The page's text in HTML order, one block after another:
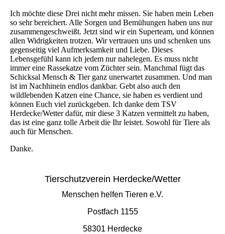
Ich möchte diese Drei nicht mehr missen. Sie haben mein Leben
so sehr bereichert. Alle Sorgen und Bemühungen haben uns nur
zusammengeschweißt. Jetzt sind wir ein Superteam, und können
allen Widrigkeiten trotzen. Wir vertrauen uns und schenken uns
gegenseitig viel Aufmerksamkeit und Liebe. Dieses
Lebensgefühl kann ich jedem nur nahelegen. Es muss nicht
immer eine Rassekatze vom Züchter sein. Manchmal fügt das
Schicksal Mensch & Tier ganz unerwartet zusammen. Und man
ist im Nachhinein endlos dankbar. Gebt also auch den
wildlebenden Katzen eine Chance, sie haben es verdient und
können Euch viel zurückgeben. Ich danke dem TSV
Herdecke/Wetter dafür, mir diese 3 Katzen vermittelt zu haben,
das ist eine ganz tolle Arbeit die Ihr leistet. Sowohl für Tiere als
auch für Menschen.
Danke.
Tierschutzverein Herdecke/Wetter
Menschen helfen Tieren e.V.
Postfach 1155
58301 Herdecke